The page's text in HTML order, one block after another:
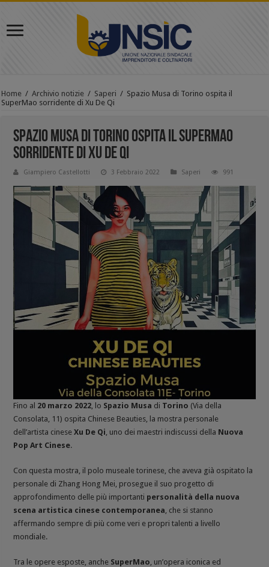
Home / Archivio notizie / Saperi / Spazio Musa di Torino ospita il
SuperMao sorridente di Xu De Qi
Spazio Musa di Torino ospita il SuperMao
sorridente di Xu De Qi
Giampiero Castellotti 3 Febbraio 2022 Saperi 991
Fino al 20 marzo 2022 , lo Spazio Musa di Torino (Via della
Consolata, 11) ospita Chinese Beauties, la mostra personale
dell’artista cineseXu De Qi , uno dei maestri indiscussi della Nuova
Pop Art Cinese.
Con questa mostra, il polo museale torinese, che aveva già ospitato la
personale di Zhang Hong Mei, prosegue il suo progetto di
approfondimento delle più importanti personalità della nuova
scena artistica cinese contemporanea , che si stanno
affermando sempre di più come veri e propri talenti a livello
mondiale.
Tra le opere esposte, anche SuperMao , un’opera iconica ed